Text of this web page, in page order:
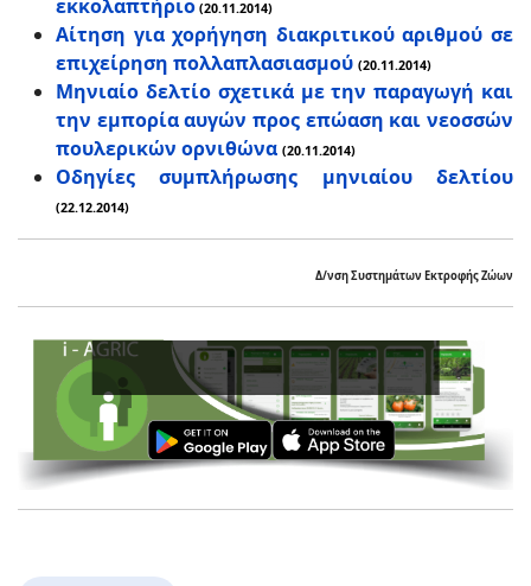
εκκολαπτήριο (20.11.2014)
Αίτηση για χορήγηση διακριτικού αριθμού σε
επιχείρηση πολλαπλασιασμού (20.11.2014)
Μηνιαίο δελτίο σχετικά με την παραγωγή και
την εμπορία αυγών προς επώαση και νεοσσών
πουλερικών ορνιθώνα (20.11.2014)
Οδηγίες συμπλήρωσης μηνιαίου δελτίου
(22.12.2014)
Δ/νση Συστημάτων Εκτροφής Ζώων